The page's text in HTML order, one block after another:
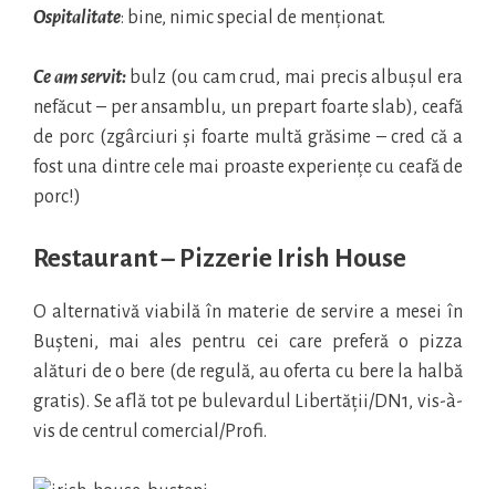
Ospitalitate: bine, nimic special de menționat.
Ce am servit: bulz (ou cam crud, mai precis albușul era
nefăcut – per ansamblu, un prepart foarte slab), ceafă
de porc (zgârciuri și foarte multă grăsime – cred că a
fost una dintre cele mai proaste experiențe cu ceafă de
porc!)
Restaurant – Pizzerie Irish House
O alternativă viabilă în materie de servire a mesei în
Bușteni, mai ales pentru cei care preferă o pizza
alături de o bere (de regulă, au oferta cu bere la halbă
gratis). Se află tot pe bulevardul Libertății/DN1, vis-à-
vis de centrul comercial/Profi.